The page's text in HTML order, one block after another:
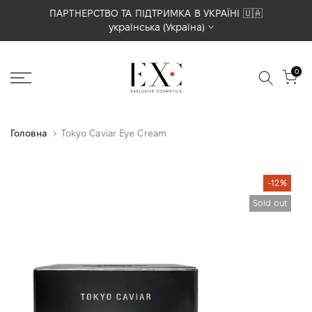
Перейти
вмісту
ПАРТНЕРСТВО ТА ПІДТРИМКА В УКРАЇНІ 🇺🇦
українська (Україна)
0
Головна Tokyo Caviar Eye Cream
-12%
Sold out